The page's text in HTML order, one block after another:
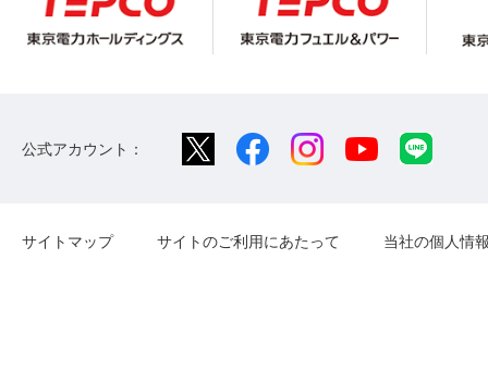
公式アカウント：
サイトマップ サイトのご利用にあたって 当社の個人情